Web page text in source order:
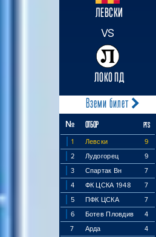
ЛЕВСКИ
VS
ЛОКО ПД
Вземи билет
№ ОТБОР PTS
1 Левски
9
2
Лудогорец
9
3
Спартак Вн
7
4
ФК ЦСКА 1948
7
5
ПФК ЦСКА
7
6
Ботев Пловдив
4
7
Арда
4